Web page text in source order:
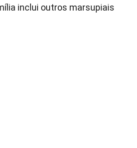
inclui outros marsupiais